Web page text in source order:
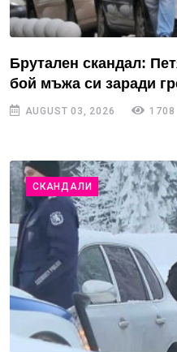
Брутален скандал:
бой мъжа си заради
AUGUST 03, 2026 1708
СКАНДАЛИ